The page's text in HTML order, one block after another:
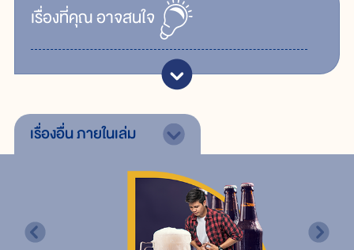
เรื่ิองที่คุณอาจสนใจ
เรื่องอื่นภายในเล่ม